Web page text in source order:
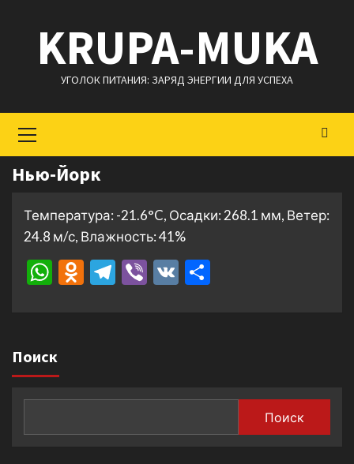
содержимому
KRUPA-MUKA
УГОЛОК ПИТАНИЯ: ЗАРЯД ЭНЕРГИИ ДЛЯ УСПЕХА
меню
Нью-Йорк
Температура: -21.6°C, Осадки: 268.1 мм, Ветер:
24.8 м/с, Влажность: 41%
WhatsApp
Odnoklassniki
Telegram
Viber
VK
Поиск
Поиск